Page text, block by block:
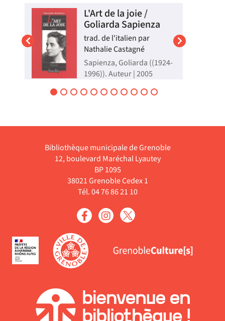
L'Art de la joie /
Goliarda Sapienza
trad. de l'italien par
Nathalie Castagné
Sapienza, Goliarda ((1924-
1996)). Auteur | 2005
Modesta naît en Sicile le
1er janvier 1900. Dans un
Bibliothèque municipale de Grenoble
12, boulevard Maréchal Lyautey
BP 1095
38021 Grenoble Cedex 1
Tél. 04 76 86 21 10